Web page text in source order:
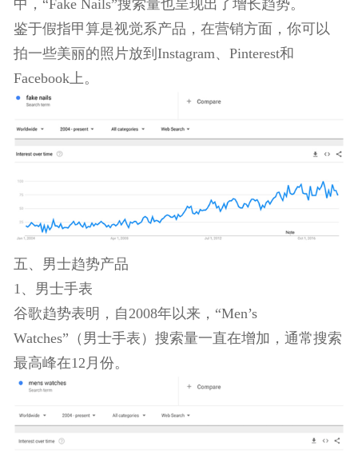
如果你正考虑拓展产品类别，或者你本来就有销售
相关产品，那么假睫毛非常值得考虑。
2、假指甲
假指甲是美容界的一大利基产品，不仅流行于美甲
中，“Fake Nails”搜索量也呈现出了增长趋势。
拍一些美丽的照片放到Instagram、Pinterest和
Facebook上。
五、男士趋势产品
1、男士手表